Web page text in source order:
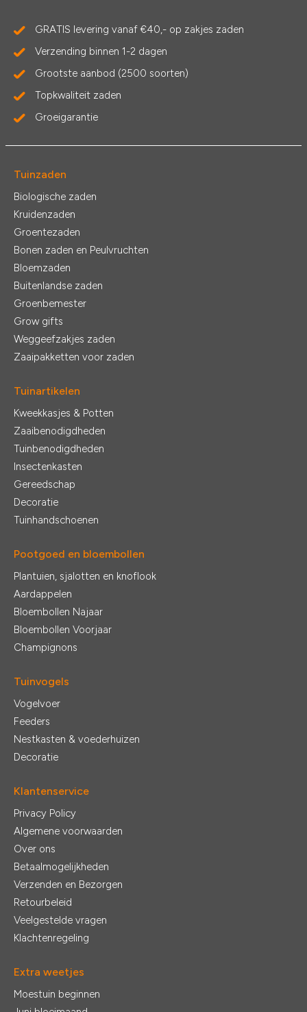
GRATIS levering vanaf €40,- op zakjes zaden
Verzending binnen 1-2 dagen
Grootste aanbod (2500 soorten)
Topkwaliteit zaden
Groeigarantie
Tuinzaden
Biologische zaden
Kruidenzaden
Groentezaden
Bonen zaden en Peulvruchten
Bloemzaden
Buitenlandse zaden
Groenbemester
Grow gifts
Weggeefzakjes zaden
Zaaipakketten voor zaden
Tuinartikelen
Kweekkasjes & Potten
Zaaibenodigdheden
Tuinbenodigdheden
Insectenkasten
Gereedschap
Decoratie
Tuinhandschoenen
Pootgoed en bloembollen
Plantuien, sjalotten en knoflook
Aardappelen
Bloembollen Najaar
Bloembollen Voorjaar
Champignons
Tuinvogels
Vogelvoer
Feeders
Nestkasten & voederhuizen
Decoratie
Klantenservice
Privacy Policy
Algemene voorwaarden
Over ons
Betaalmogelijkheden
Verzenden en Bezorgen
Retourbeleid
Veelgestelde vragen
Klachtenregeling
Extra weetjes
Moestuin beginnen